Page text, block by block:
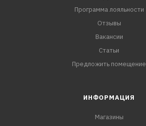
Программа лояльности
Отзывы
Вакансии
Статьи
Предложить помещение
ИНФОРМАЦИЯ
Магазины